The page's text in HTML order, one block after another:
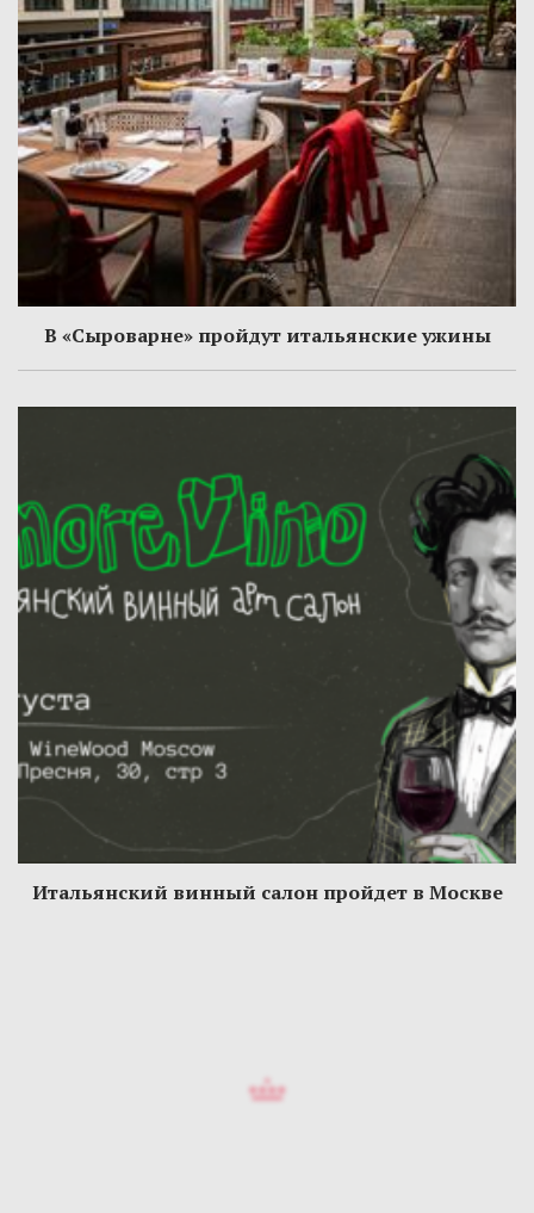
В «Сыроварне» пройдут итальянские ужины
Итальянский винный салон пройдет в Москве